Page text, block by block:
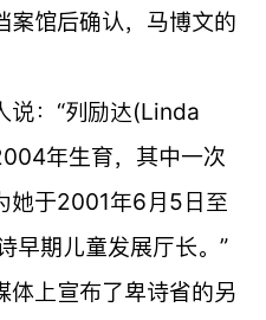
案馆后确认，马博文的
说：“列励达(Linda
年生育，其中一次
她于2001年6月5日至
早期儿童发展厅长。”
体上宣布了卑诗省的另